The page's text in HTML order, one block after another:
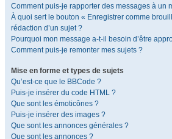
Comment puis-je rapporter des messages à un
À quoi sert le bouton « Enregistrer comme
rédaction d’un sujet ?
Pourquoi mon message a-t-il besoin d’être
Comment puis-je remonter mes sujets ?
Mise en forme et types de sujets
Qu’est-ce que le BBCode ?
Puis-je insérer du code HTML ?
Que sont les émoticônes ?
Puis-je insérer des images ?
Que sont les annonces générales ?
Que sont les annonces ?